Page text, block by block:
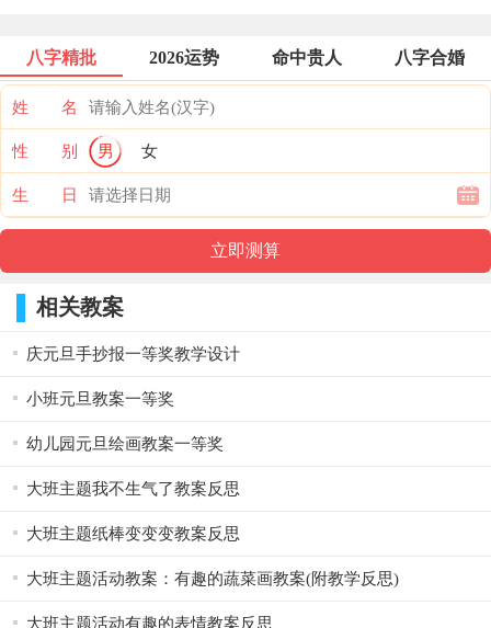
八字精批 2026运势 命中贵人 八字合婚
姓 名
性 别 男 女
生 日
相关教案
庆元旦手抄报一等奖教学设计
小班元旦教案一等奖
幼儿园元旦绘画教案一等奖
大班主题我不生气了教案反思
大班主题纸棒变变变教案反思
大班主题活动教案：有趣的蔬菜画教案(附教学反思)
大班主题活动有趣的表情教案反思